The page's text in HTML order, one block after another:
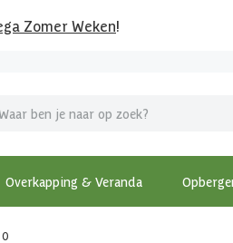
Zomer Weken!
Overkapping & Veranda
en tuinhuizen!